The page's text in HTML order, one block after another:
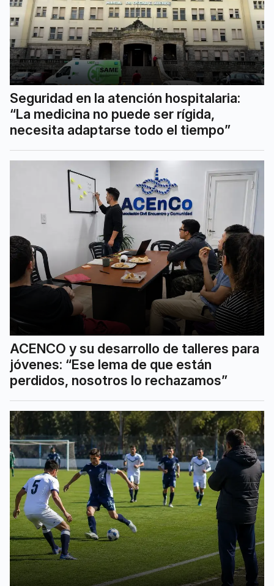
Seguridad en la atención hospitalaria:
“La medicina no puede ser rígida,
necesita adaptarse todo el tiempo”
ACENCO y su desarrollo de talleres para
jóvenes: “Ese lema de que están
perdidos, nosotros lo rechazamos”